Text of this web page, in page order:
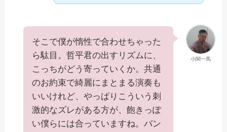
小関一馬
そこで僕が惰性で合わせちゃった
ら駄目。哲平君の出すリズムに、
こっちがどう寄っていくか。共通
のお約束で綺麗にまとまる演奏も
いいけれど、やっぱりこういう刺
激的なズレがある方が、飽きっぽ
い僕らには合っていますね。バン